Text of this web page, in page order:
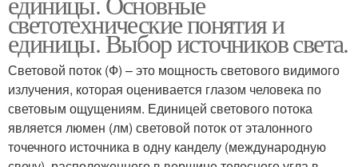
светотехнические понятия и
единицы. Выбор источников света.
Световой поток (Ф) – это мощность светового видимого
излучения, которая оценивается глазом человека по
световым ощущениям. Единицей светового потока
является люмен (лм) световой поток от эталонного
точечного источника в одну канделу (международную